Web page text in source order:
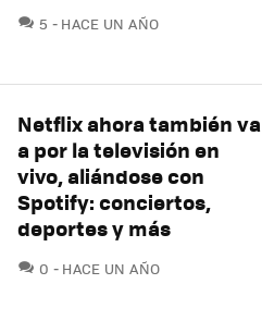
5 COMENTARIOS
HACE UN AÑO
Netflix ahora también va
a por la televisión en
vivo, aliándose con
Spotify: conciertos,
deportes y más
0 COMENTARIOS
HACE UN AÑO